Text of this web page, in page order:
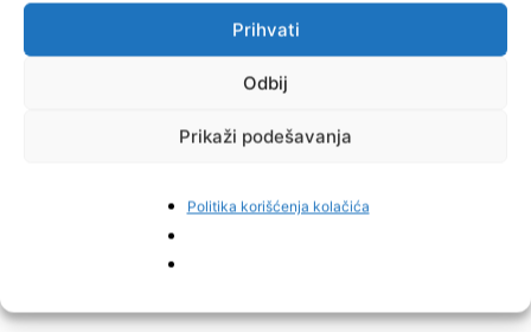
Prihvati
Odbij
Prikaži podešavanja
Politika korišćenja kolačića